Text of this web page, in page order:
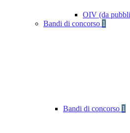
OIV (da
Bandi di concorso 1
Bandi di concorso 1